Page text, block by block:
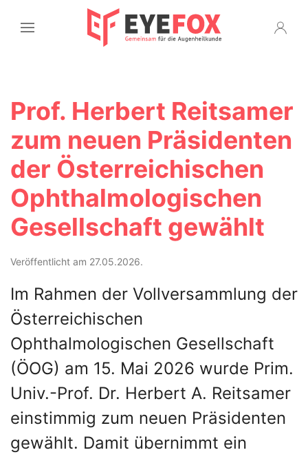
Prof. Herbert Reitsamer
zum neuen Präsidenten
der Österreichischen
Ophthalmologischen
Gesellschaft gewählt
Veröffentlicht am 27.05.2026.
Im Rahmen der Vollversammlung der
Österreichischen
Ophthalmologischen Gesellschaft
(ÖOG) am 15. Mai 2026 wurde Prim.
Univ.-Prof. Dr. Herbert A. Reitsamer
einstimmig zum neuen Präsidenten
gewählt. Damit übernimmt ein